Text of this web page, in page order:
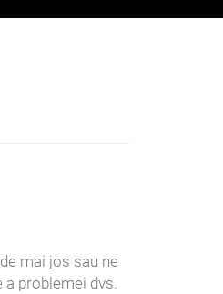
mai jos sau ne
problemei dvs.